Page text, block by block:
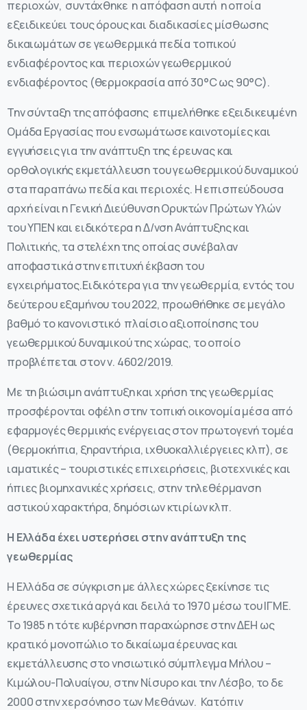
περιοχών, συντάχθηκε η απόφαση αυτή η οποία
εξειδικεύει τους όρους και διαδικασίες μίσθωσης
δικαιωμάτων σε γεωθερμικά πεδία τοπικού
ενδιαφέροντος και περιοχών γεωθερμικού
ενδιαφέροντος (θερμοκρασία από 30°C ως 90°C).
Την σύνταξη της απόφασης επιμελήθηκε εξειδικευμένη
Ομάδα Εργασίας που ενσωμάτωσε καινοτομίες και
εγγυήσεις για την ανάπτυξη της έρευνας και
ορθολογικής εκμετάλλευση του γεωθερμικού δυναμικού
στα παραπάνω πεδία και περιοχές. Η επισπεύδουσα
αρχή είναι η Γενική Διεύθυνση Ορυκτών Πρώτων Υλών
του ΥΠΕΝ και ειδικότερα η Δ/νση Ανάπτυξης και
Πολιτικής, τα στελέχη της οποίας συνέβαλαν
αποφαστικά στην επιτυχή έκβαση του
εγχειρήματος.Ειδικότερα για την γεωθερμία, εντός του
δεύτερου εξαμήνου του 2022, προωθήθηκε σε μεγάλο
βαθμό το κανονιστικό πλαίσιο αξιοποίησης του
γεωθερμικού δυναμικού της χώρας, το οποίο
προβλέπεται στον ν. 4602/2019.
Με τη βιώσιμη ανάπτυξη και χρήση της γεωθερμίας
προσφέρονται οφέλη στην τοπική οικονομία μέσα από
εφαρμογές θερμικής ενέργειας στον πρωτογενή τομέα
(θερμοκήπια, ξηραντήρια, ιχθυοκαλλιέργειες κλπ), σε
ιαματικές – τουριστικές επιχειρήσεις, βιοτεχνικές και
ήπιες βιομηχανικές χρήσεις, στην τηλεθέρμανση
αστικού χαρακτήρα, δημόσιων κτιρίων κλπ.
Η Ελλάδα έχει υστερήσει στην ανάπτυξη της
γεωθερμίας
Η Ελλάδα σε σύγκριση με άλλες χώρες ξεκίνησε τις
έρευνες σχετικά αργά και δειλά το 1970 μέσω του ΙΓΜΕ.
Το 1985 η τότε κυβέρνηση παραχώρησε στην ΔΕΗ ως
κρατικό μονοπώλιο το δικαίωμα έρευνας και
εκμετάλλευσης στο νησιωτικό σύμπλεγμα Μήλου –
Κιμώλου-Πολυαίγου, στην Νίσυρο και την Λέσβο, το δε
2000 στην χερσόνησο των Μεθάνων. Κατόπιν